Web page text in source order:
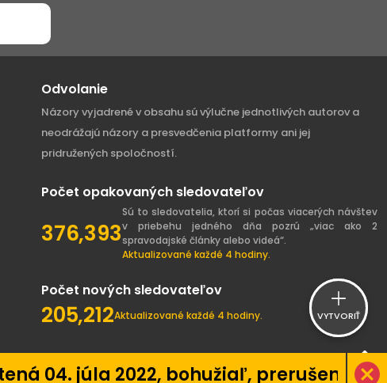
VYTVORIŤ
bohužiaľ, prerušenie vývoja
Odvolanie
Názory vyjadrené v obsahu sú výlučne jednotlivých autorov a
neodrážajú názory a presvedčenia platformy ani jej
pridružených spoločností.
Počet opakovaných sledovateľov
376,393
Sú to sledovatelia, ktorí si počas viacerých návštev
v priebehu jedného dňa pozrú „viac ako 2
spravodajské články alebo videá“.
Aktualizované každé 4 hodiny.
Počet nových sledovateľov
205,212Aktualizované každé 4 hodiny.